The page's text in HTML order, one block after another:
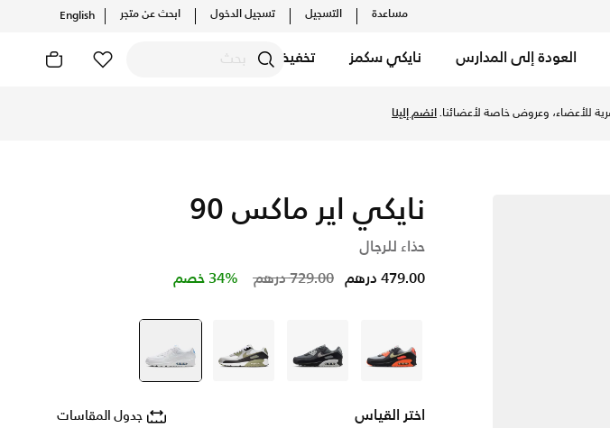
مساعدة التسجيل تسجيل الدخول ابحث عن متجر English
العودة إلى المدارس نايكي سكمز تخفيضات
نايكي اير ماكس 90
حذاء للرجال
Price reduced from
729.00 درهم to 479.00 درهم 34% خصم
رمادي رمادي أبيض selected
أبيض
اختر القياس جدول المقاسات